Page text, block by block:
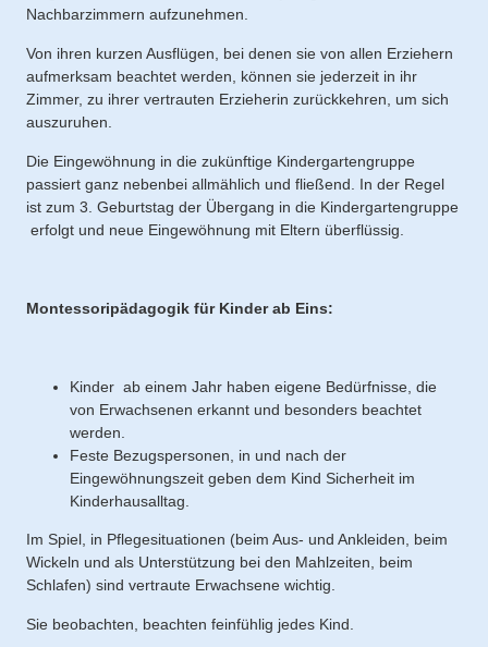
Nachbarzimmern aufzunehmen.
Von ihren kurzen Ausflügen, bei denen sie von allen Erziehern
aufmerksam beachtet werden, können sie jederzeit in ihr
Zimmer, zu ihrer vertrauten Erzieherin zurückkehren, um sich
auszuruhen.
Die Eingewöhnung in die zukünftige Kindergartengruppe
passiert ganz nebenbei allmählich und fließend. In der Regel
ist zum 3. Geburtstag der Übergang in die Kindergartengruppe
erfolgt und neue Eingewöhnung mit Eltern überflüssig.
Montessoripädagogik für Kinder ab Eins:
Kinder ab einem Jahr haben eigene Bedürfnisse, die
von Erwachsenen erkannt und besonders beachtet
werden.
Feste Bezugspersonen, in und nach der
Eingewöhnungszeit geben dem Kind Sicherheit im
Kinderhausalltag.
Im Spiel, in Pflegesituationen (beim Aus- und Ankleiden, beim
Wickeln und als Unterstützung bei den Mahlzeiten, beim
Schlafen) sind vertraute Erwachsene wichtig.
Sie beobachten, beachten feinfühlig jedes Kind.